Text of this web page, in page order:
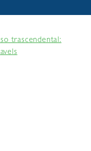
trascendental: